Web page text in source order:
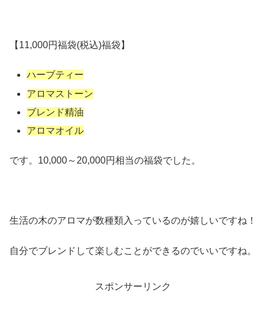
【11,000円福袋(税込)福袋】
ハーブティー
アロマストーン
ブレンド精油
アロマオイル
です。10,000～20,000円相当の福袋でした。
生活の木のアロマが数種類入っているのが嬉しいですね！
自分でブレンドして楽しむことができるのでいいですね。
スポンサーリンク